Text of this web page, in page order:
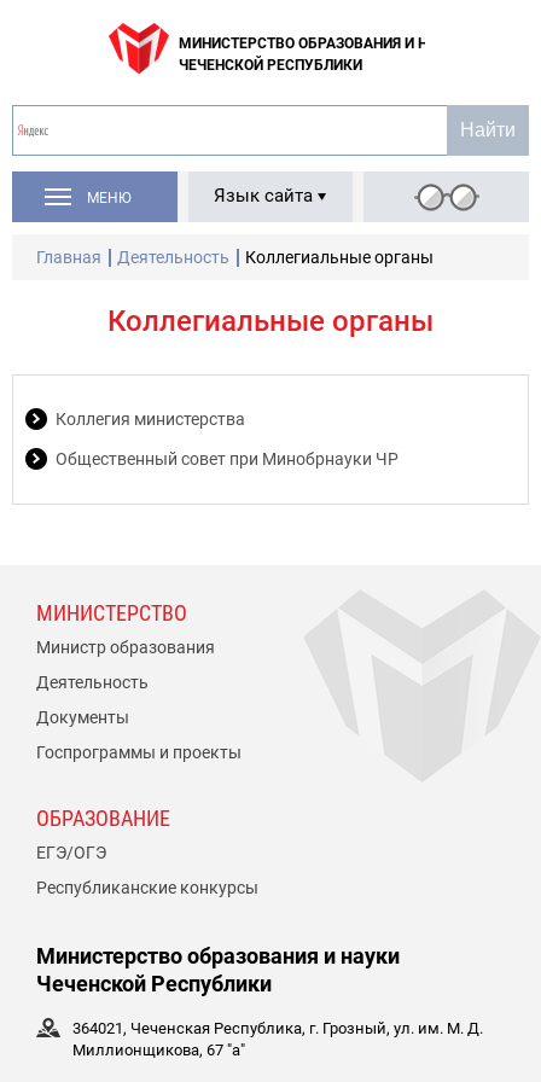
МИНИСТЕРСТВО ОБРАЗОВАНИЯ И НАУКИ
ЧЕЧЕНСКОЙ РЕСПУБЛИКИ
МЕНЮ Язык сайта
Главная Деятельность Коллегиальные органы
Коллегиальные органы
Коллегия министерства
Общественный совет при Минобрнауки ЧР
МИНИСТЕРСТВО
Министр образования
Деятельность
Документы
Госпрограммы и проекты
ОБРАЗОВАНИЕ
ЕГЭ/ОГЭ
Республиканские конкурсы
Министерство образования и науки
Чеченской Республики
364021, Чеченская Республика, г. Грозный, ул. им. М. Д.
Миллионщикова, 67 "а"